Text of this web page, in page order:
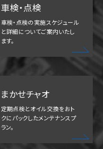
車検・点検
車検・点検の実施スケジュール
と詳細についてご案内いたし
ます。
まかせチャオ
定期点検とオイル交換をおト
クにパックしたメンテナンスプ
ラン。